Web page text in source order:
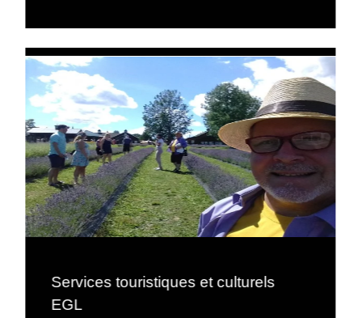
Services touristiques et culturels
EGL